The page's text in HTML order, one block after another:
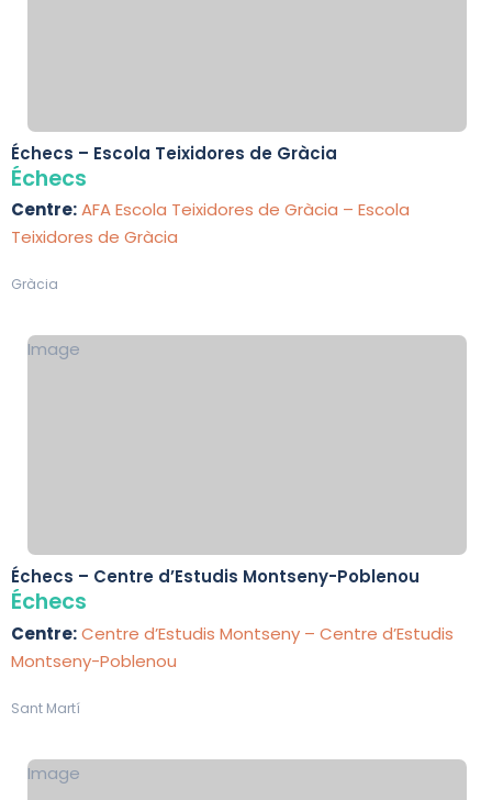
Échecs – Escola Teixidores de Gràcia
Échecs
Centre:AFA Escola Teixidores de Gràcia – Escola
Teixidores de Gràcia
Gràcia
Image
Échecs – Centre d’Estudis Montseny-Poblenou
Échecs
Centre:Centre d’Estudis Montseny – Centre d’Estudis
Montseny-Poblenou
Sant Martí
Image